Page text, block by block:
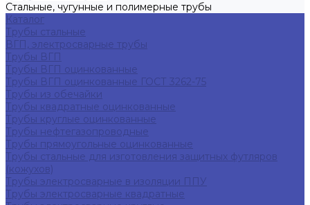
Стальные, чугунные и полимерные трубы
Каталог
Трубы стальные
ВГП, электросварные трубы
Трубы ВГП
Трубы ВГП оцинкованные
Трубы ВГП оцинкованные ГОСТ 3262-75
Трубы из обечайки
Трубы квадратные оцинкованные
Трубы круглые оцинкованные
Трубы нефтегазопроводные
Трубы прямоугольные оцинкованные
Трубы стальные для изготовления защитных футляров
(кожухов)
Трубы электросварные в изоляции ППУ
Трубы электросварные квадратные